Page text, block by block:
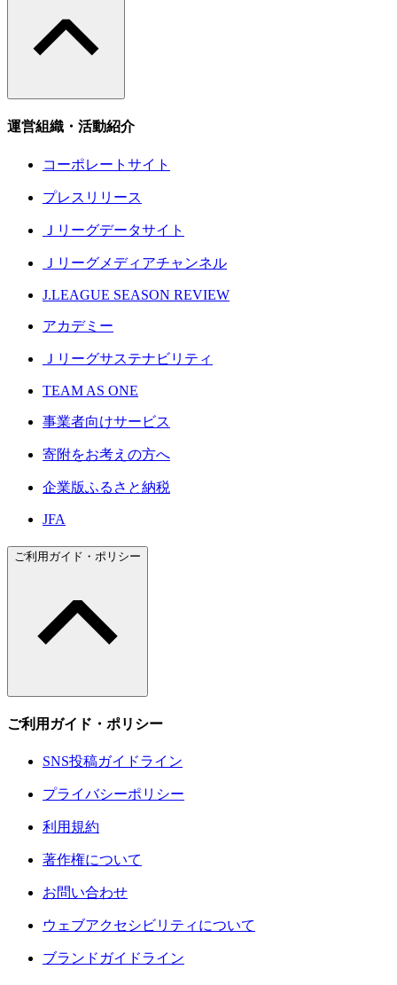
運営組織・活動紹介
コーポレートサイト
プレスリリース
Ｊリーグデータサイト
Ｊリーグメディアチャンネル
J.LEAGUE SEASON REVIEW
アカデミー
Ｊリーグサステナビリティ
TEAM AS ONE
事業者向けサービス
寄附をお考えの方へ
企業版ふるさと納税
JFA
ご利用ガイド・ポリシー
ご利用ガイド・ポリシー
SNS投稿ガイドライン
プライバシーポリシー
利用規約
著作権について
お問い合わせ
ウェブアクセシビリティについて
ブランドガイドライン